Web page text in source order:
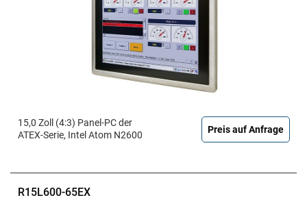
15,0 Zoll (4:3) Panel-PC der
ATEX-Serie, Intel Atom N2600
Preis auf Anfrage
R15L600-65EX